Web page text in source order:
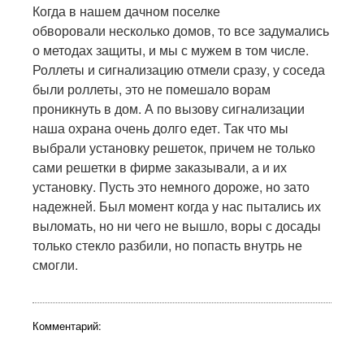
Когда в нашем дачном поселке
обворовали несколько домов, то все задумались
о методах защиты, и мы с мужем в том числе.
Роллеты и сигнализацию отмели сразу, у соседа
были роллеты, это не помешало ворам
проникнуть в дом. А по вызову сигнализации
наша охрана очень долго едет. Так что мы
выбрали установку решеток, причем не только
сами решетки в фирме заказывали, а и их
установку. Пусть это немного дороже, но зато
надежней. Был момент когда у нас пытались их
выломать, но ни чего не вышло, воры с досады
только стекло разбили, но попасть внутрь не
смогли.
Комментарий: